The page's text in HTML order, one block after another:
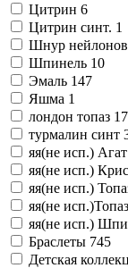
Цитрин 6
Цитрин синт. 1
Шнур
Шпинель 10
Эмаль 147
Яшма 1
лондон топаз 17
турмалин синт
яя(не исп.)
яя(не исп.)
яя(не исп.)
яя(не
яя(не исп.)
Браслеты 745
Детская